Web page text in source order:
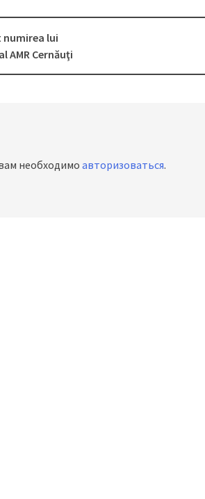
numirea lui
AMR Cernăuţi
необходимо авторизоваться.